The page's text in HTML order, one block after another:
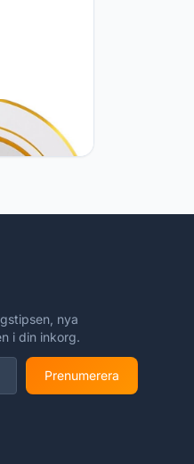
LED
230V
nya
i din inkorg.
Prenumerera